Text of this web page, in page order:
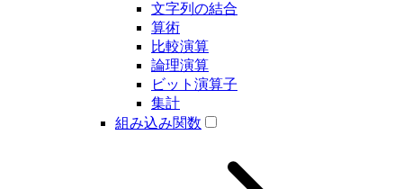
文字列の結合
算術
比較演算
論理演算
ビット演算子
集計
組み込み関数